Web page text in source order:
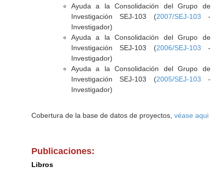
Ayuda a la Consolidación del Grupo de
Investigación SEJ-103 (2007/SEJ-103 -
Investigador)
Ayuda a la Consolidación del Grupo de
Investigación SEJ-103 (2006/SEJ-103 -
Investigador)
Ayuda a la Consolidación del Grupo de
Investigación SEJ-103 (2005/SEJ-103 -
Investigador)
Cobertura de la base de datos de proyectos, véase aqui
Publicaciones:
Libros